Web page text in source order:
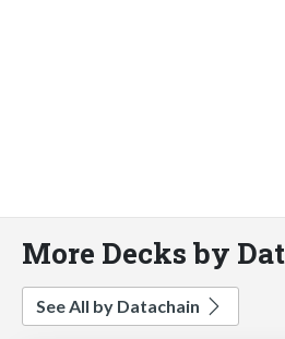
More Decks by
See All by Datachain